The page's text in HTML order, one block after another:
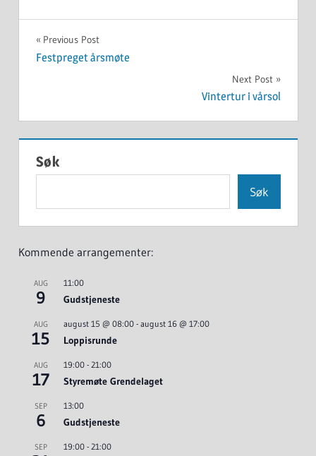
UKATEGORISERT
Innleggsnavigasjon
Previous Post
Festpreget årsmøte
Next Post
Vintertur i vårsol
Søk
Søk
Kommende arrangementer:
AUG
9
11:00
Gudstjeneste
AUG
15
august 15 @ 08:00- august 16 @ 17:00
Loppisrunde
AUG
17
19:00- 21:00
Styremøte Grendelaget
SEP
6
13:00
Gudstjeneste
SEP 19:00- 21:00